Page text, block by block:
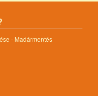
- Madármentés